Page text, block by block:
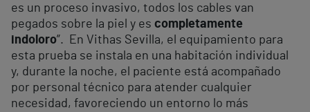
es un proceso invasivo, todos los cables van
pegados sobre la piel y es completamente
indoloro”. En Vithas Sevilla, el equipamiento para
esta prueba se instala en una habitación individual
y, durante la noche, el paciente está acompañado
por personal técnico para atender cualquier
necesidad, favoreciendo un entorno lo más